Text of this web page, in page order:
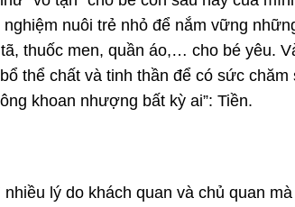
nghiệm nuôi trẻ nhỏ để nắm vững
thuốc men, quần áo,… cho bé yêu.
thể chất và tinh thần để có sức
khoan nhượng bất kỳ ai”: Tiền.
lý do khách quan và chủ quan